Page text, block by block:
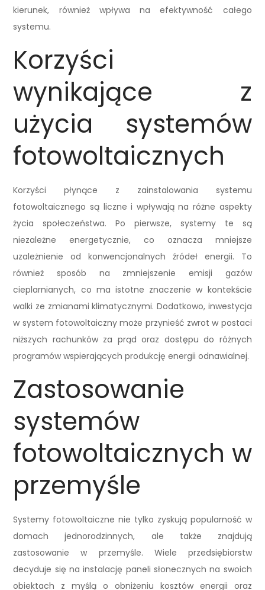
kierunek, również wpływa na efektywność całego
systemu.
Korzyści
wynikające z
użycia systemów
fotowoltaicznych
Korzyści płynące z zainstalowania systemu
fotowoltaicznego są liczne i wpływają na różne aspekty
życia społeczeństwa. Po pierwsze, systemy te są
niezależne energetycznie, co oznacza mniejsze
uzależnienie od konwencjonalnych źródeł energii. To
również sposób na zmniejszenie emisji gazów
cieplarnianych, co ma istotne znaczenie w kontekście
walki ze zmianami klimatycznymi. Dodatkowo, inwestycja
w system fotowoltaiczny może przynieść zwrot w postaci
niższych rachunków za prąd oraz dostępu do różnych
programów wspierających produkcję energii odnawialnej.
Zastosowanie
systemów
fotowoltaicznych w
przemyśle
Systemy fotowoltaiczne nie tylko zyskują popularność w
domach jednorodzinnych, ale także znajdują
zastosowanie w przemyśle. Wiele przedsiębiorstw
decyduje się na instalację paneli słonecznych na swoich
obiektach z myślą o obniżeniu kosztów energii oraz